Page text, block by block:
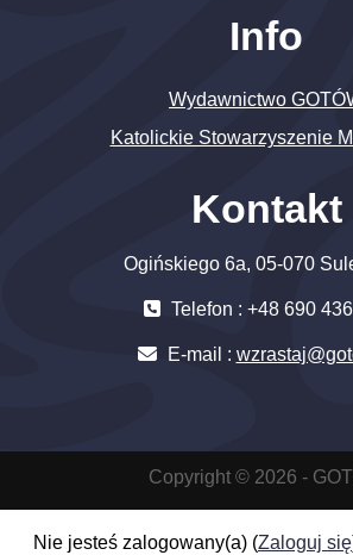
Info
Wydawnictwo
Katolickie Stowarzyszenie
Kontakt
Ogińskiego 6a, 05-070
Telefon : +48 690
E-mail :
Copyright © 2026 -
Nie jesteś zalogowany(a) (Zaloguj się